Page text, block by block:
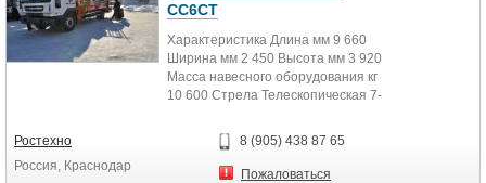
СС6СТ
Характеристика Длина мм 9 660
Ширина мм 2 450 Высота мм 3 920
Масса навесного оборудования кг
10 600 Стрела Телескопическая 7-
Ростехно
Россия, Краснодар
8 (905) 438 87 65
Пожаловаться